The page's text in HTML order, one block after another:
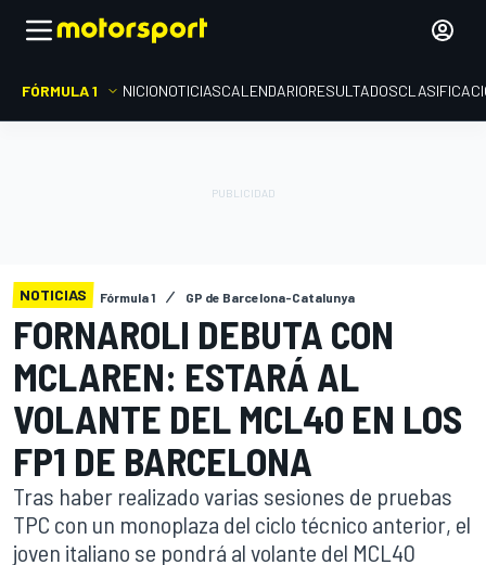
FÓRMULA 1 INICIONOTICIASCALENDARIORESULTADOS
NOTICIAS Fórmula 1 GP de Barcelona-Catalunya
FORNAROLI DEBUTA CON
MCLAREN: ESTARÁ AL
VOLANTE DEL MCL40 EN LOS
FP1 DE BARCELONA
Tras haber realizado varias sesiones de pruebas
TPC con un monoplaza del ciclo técnico anterior, el
joven italiano se pondrá al volante del MCL40